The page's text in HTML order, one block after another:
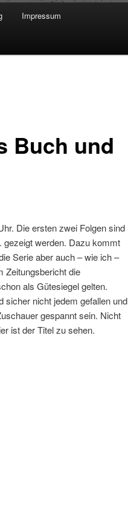
Impressum
Buch und
Die ersten zwei Folgen sind
gezeigt werden. Dazu kommt
Serie aber auch – wie ich –
Zeitungsbericht die
als Gütesiegel gelten.
sicher nicht jedem gefallen und
gespannt sein. Nicht
ist der Titel zu sehen.